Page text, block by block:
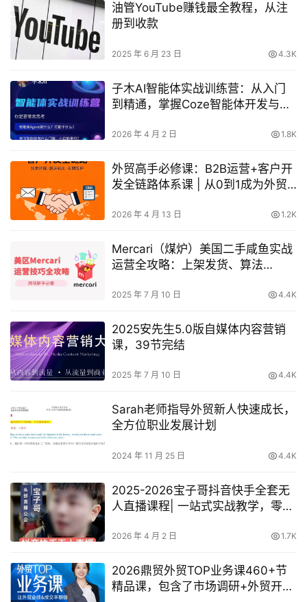
油管YouTube赚钱最全教程，从注
册到收款
2025 年 6 月 23 日 4.3K
子木AI智能体实战训练营：从入门
到精通，掌握Coze智能体开发与工
2026 年 4 月 2 日 1.8K
外贸高手必修课：B2B运营+客户开
发全链路体系课 | 从0到1成为外贸
2026 年 4 月 13 日 1.2K
Mercari（煤炉）美国二手咸鱼实战
运营全攻略：上架发货、算法
2025 年 7 月 10 日 4.4K
2025安先生5.0版自媒体内容营销
课​，39节完结
2025 年 7 月 10 日 4.4K
Sarah老师指导外贸新人快速成长，
全方位职业发展计划
2024 年 11 月 25 日 4.4K
2025-2026宝子哥抖音快手全套无
人直播课程| 一站式实战教学，零基
2026 年 4 月 2 日 1.7K
2026鼎贸外贸TOP业务课460+节
精品课，包含了市场调研+外贸开发